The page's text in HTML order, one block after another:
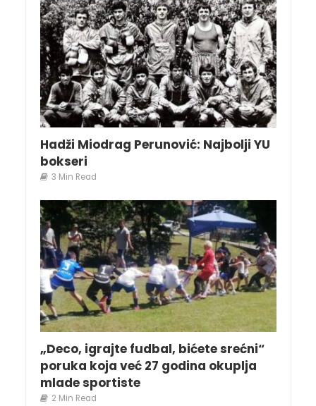
Hadži Miodrag Perunović: Najbolji YU
bokseri
3 Min Read
„Deco, igrajte fudbal, bićete srećni“
poruka koja već 27 godina okuplja
mlade sportiste
2 Min Read